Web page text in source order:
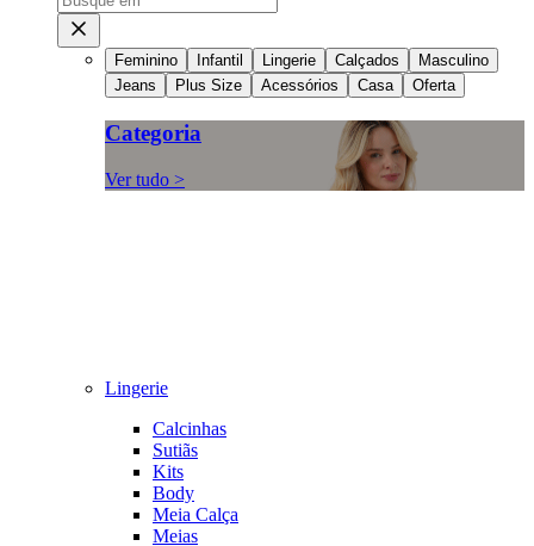
Feminino Infantil Lingerie Calçados
Masculino
Jeans
Plus Size Acessórios Casa Oferta
Categoria
Ver tudo >
Lingerie
Calcinhas
Sutiãs
Kits
Body
Meia Calça
Meias